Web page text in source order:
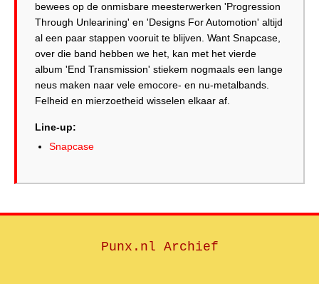
bewees op de onmisbare meesterwerken 'Progression
Through Unlearining' en 'Designs For Automotion' altijd
al een paar stappen vooruit te blijven. Want Snapcase,
over die band hebben we het, kan met het vierde
album 'End Transmission' stiekem nogmaals een lange
neus maken naar vele emocore- en nu-metalbands.
Felheid en mierzoetheid wisselen elkaar af.
Line-up:
Snapcase
Punx.nl Archief